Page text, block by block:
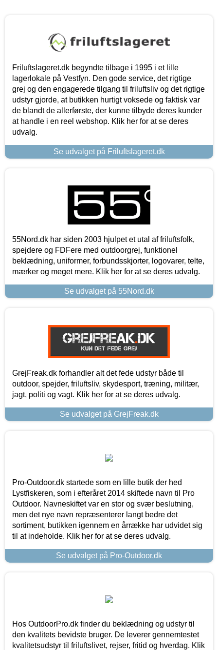
Friluftslageret.dk begyndte tilbage i 1995 i et lille
lagerlokale på Vestfyn. Den gode service, det rigtige
grej og den engagerede tilgang til friluftsliv og det rigtige
udstyr gjorde, at butikken hurtigt voksede og faktisk var
de blandt de allerførste, der kunne tilbyde deres kunder
at handle i en reel webshop. Klik her for at se deres
udvalg.
Se udvalget på Friluftslageret.dk
55Nord.dk har siden 2003 hjulpet et utal af friluftsfolk,
spejdere og FDFere med outdoorgrej, funktionel
beklædning, uniformer, forbundsskjorter, logovarer, telte,
mærker og meget mere. Klik her for at se deres udvalg.
Se udvalget på 55Nord.dk
GrejFreak.dk forhandler alt det fede udstyr både til
outdoor, spejder, friluftsliv, skydesport, træning, militær,
jagt, politi og vagt. Klik her for at se deres udvalg.
Se udvalget på GrejFreak.dk
Pro-Outdoor.dk startede som en lille butik der hed
Lystfiskeren, som i efteråret 2014 skiftede navn til Pro
Outdoor. Navneskiftet var en stor og svær beslutning,
men det nye navn repræsenterer langt bedre det
sortiment, butikken igennem en årrække har udvidet sig
til at indeholde. Klik her for at se deres udvalg.
Se udvalget på Pro-Outdoor.dk
Hos OutdoorPro.dk finder du beklædning og udstyr til
den kvalitets bevidste bruger. De leverer gennemtestet
kvalitetsudstyr til friluftslivet, rejser, fritid og hverdag. Klik